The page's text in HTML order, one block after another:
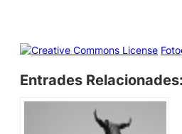
Entrades Relacionades: